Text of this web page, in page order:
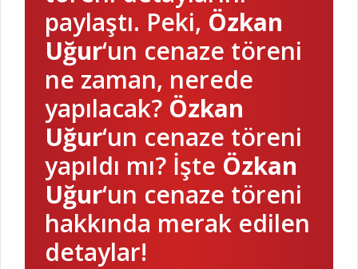
paylaştı. Peki, Özkan
Uğur‘un cenaze töreni
ne zaman, nerede
yapılacak? Özkan
Uğur‘un cenaze töreni
yapıldı mı? İşte Özkan
Uğur‘un cenaze töreni
hakkında merak edilen
detaylar!